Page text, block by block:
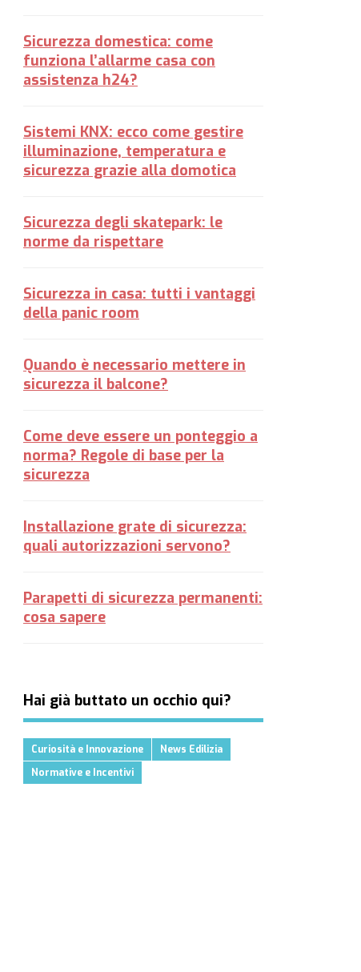
Sicurezza domestica: come
funziona l’allarme casa con
assistenza h24?
Sistemi KNX: ecco come gestire
illuminazione, temperatura e
sicurezza grazie alla domotica
Sicurezza degli skatepark: le
norme da rispettare
Sicurezza in casa: tutti i vantaggi
della panic room
Quando è necessario mettere in
sicurezza il balcone?
Come deve essere un ponteggio a
norma? Regole di base per la
sicurezza
Installazione grate di sicurezza:
quali autorizzazioni servono?
Parapetti di sicurezza permanenti:
cosa sapere
Hai già buttato un occhio qui?
Curiosità e Innovazione
News Edilizia
Normative e Incentivi